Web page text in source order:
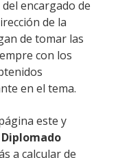
encargado de
de la
de tomar las
con los
en el tema.
este y
Diplomado
a calcular de